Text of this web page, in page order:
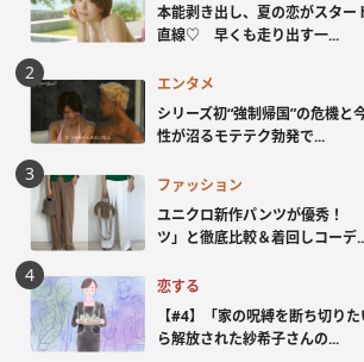
本能剥き出し、夏の恋がスタ
直線♡ 早くも走り出す一...
エンタメ
シリーズ初“強制帰国”の危機
性が沼るモテテク勃発で...
ファッション
ユニクロ新作パンツが優秀！
ツ」と徹底比較＆着回しコーデ
恋する
【#4】「家の呪縛を断ち切り
ら解放された紗希子さんの...